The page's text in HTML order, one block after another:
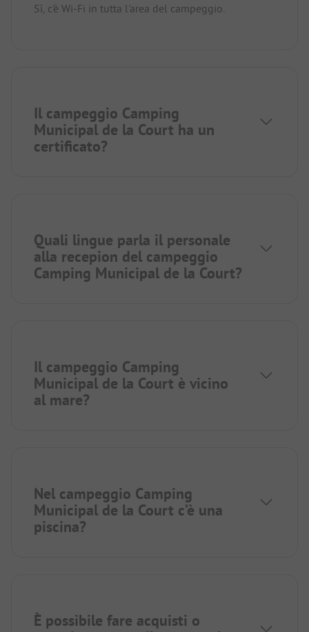
Sì, c'è Wi-Fi in tutta l'area del campeggio.
Il campeggio Camping
Municipal de la Court ha un
certificato?
Quali lingue parla il personale
alla recepion del campeggio
Camping Municipal de la Court?
Il campeggio Camping
Municipal de la Court è vicino
al mare?
Nel campeggio Camping
Municipal de la Court c’è una
piscina?
È possibile fare acquisti o